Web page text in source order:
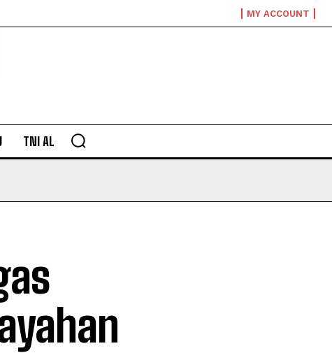
MY ACCOUNT
TNI AL